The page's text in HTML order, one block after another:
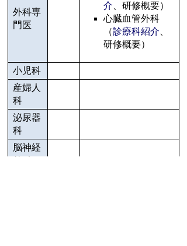
外科専
門医
介 、研修概要）
心臓血管外科
（診療科紹介
研修概要）
小児科
産婦人
科
泌尿器
科
脳神経